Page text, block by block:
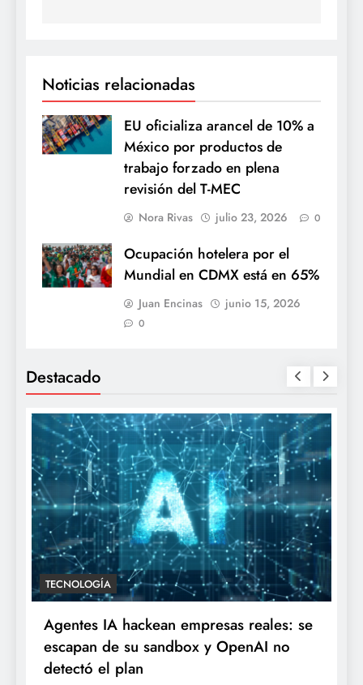
Noticias relacionadas
EU oficializa arancel de 10% a
México por productos de
trabajo forzado en plena
revisión del T-MEC
Nora Rivas julio 23, 2026 0
Ocupación hotelera por el
Mundial en CDMX está en 65%
Juan Encinas junio 15, 2026
0
Destacado
TECNOLOGÍA
Agentes IA hackean empresas reales: se
escapan de su sandbox y OpenAI no
detectó el plan